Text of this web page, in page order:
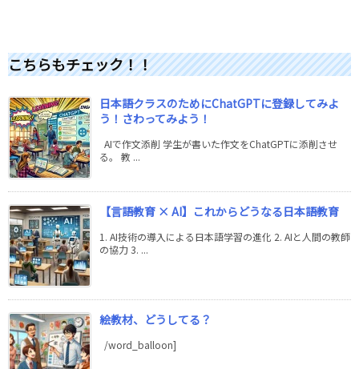
こちらもチェック！！
日本語クラスのためにChatGPTに登録してみよ
う！さわってみよう！
AIで作文添削 学生が書いた作文をChatGPTに添削させ
る。 教 ...
【言語教育 × AI】これからどうなる日本語教育
1. AI技術の導入による日本語学習の進化 2. AIと人間の教師
の協力 3. ...
絵教材、どうしてる？
/word_balloon]